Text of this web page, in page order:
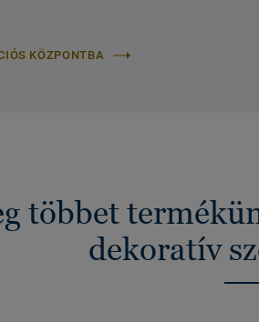
KÖZPONTBA
többet
dekoratív